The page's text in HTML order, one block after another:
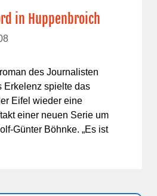
in Huppenbroich
des Journalisten
Erkelenz spielte das
Eifel wieder eine
einer neuen Serie um
Günter Böhnke. „Es ist